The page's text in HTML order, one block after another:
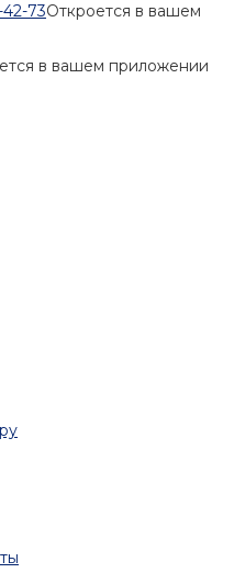
73Откроется в вашем
в вашем приложении